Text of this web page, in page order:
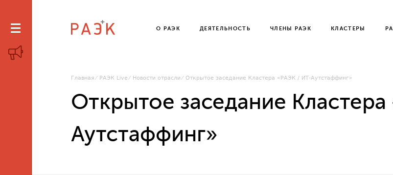
О РАЭК ДЕЯТЕЛЬНОСТЬ ЧЛЕНЫ РАЭК КЛАСТЕРЫ
Главная РАЭК Live Новости отрасли Открытое заседание Кластера «РАЭК / ИТ-Аутстаффинг»
Открытое заседание
Аутстаффинг»